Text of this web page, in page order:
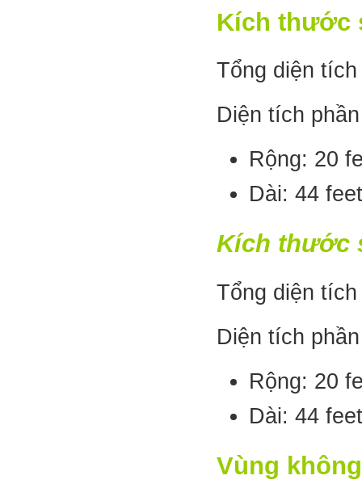
Kích thước
Tổng diện
Diện tích
Rộng: 20
Dài: 44
Kích thước
Tổng diện
Diện tích
Rộng: 20
Dài: 44
Vùng